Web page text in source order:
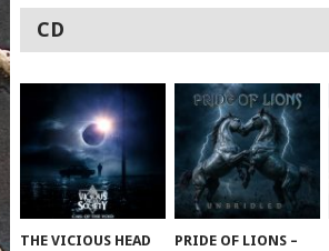
CD
THE VICIOUS HEAD
PRIDE OF LIONS –